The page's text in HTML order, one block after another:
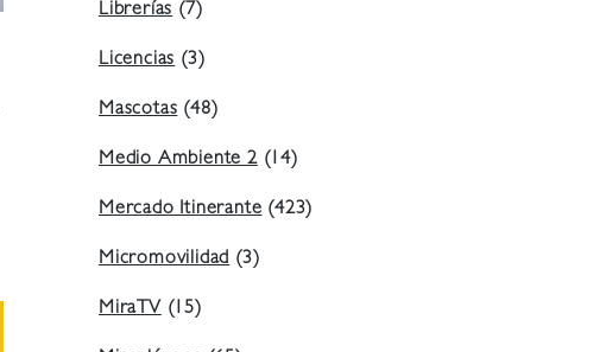
Librerías(7)
Licencias(3)
Mascotas(48)
Medio Ambiente 2(14)
Mercado Itinerante(423)
Micromovilidad(3)
MiraTV(15)